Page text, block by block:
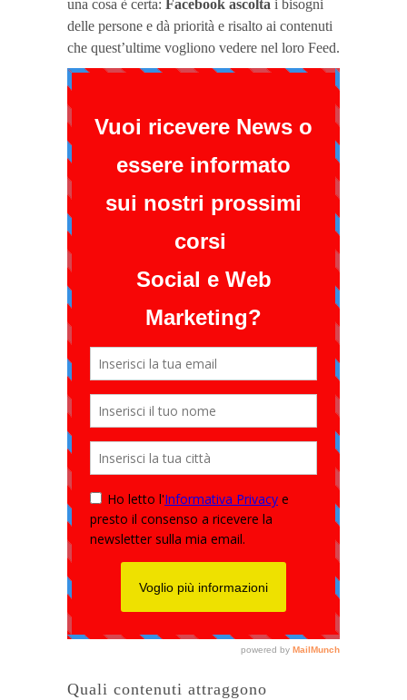
una cosa è certa: Facebook ascolta i bisogni
delle persone e dà priorità e risalto ai contenuti
che quest’ultime vogliono vedere nel loro Feed.
Quali contenuti attraggono